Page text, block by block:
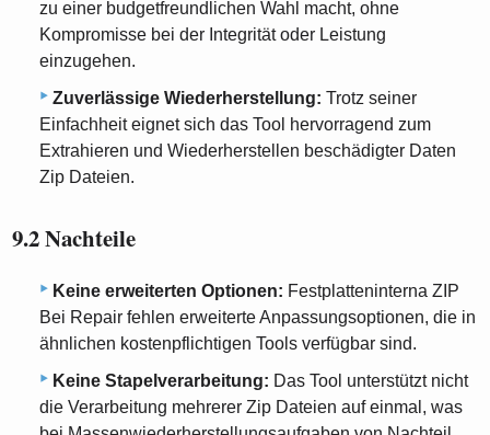
zu einer budgetfreundlichen Wahl macht, ohne
Kompromisse bei der Integrität oder Leistung
einzugehen.
Zuverlässige Wiederherstellung: Trotz seiner
Einfachheit eignet sich das Tool hervorragend zum
Extrahieren und Wiederherstellen beschädigter Daten
Zip Dateien.
9.2 Nachteile
Keine erweiterten Optionen: Festplatteninterna ZIP
Bei Repair fehlen erweiterte Anpassungsoptionen, die in
ähnlichen kostenpflichtigen Tools verfügbar sind.
Keine Stapelverarbeitung: Das Tool unterstützt nicht
die Verarbeitung mehrerer Zip Dateien auf einmal, was